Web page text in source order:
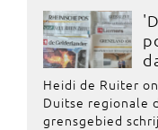
Heidi de Ruiter
Duitse regionale
grensgebied